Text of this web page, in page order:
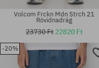
Elérhető méretek:
33; 34; 38
Volcom Frckn Mdn Strch 21
Rövidnadrág
23730 Ft 22820 Ft
-20%